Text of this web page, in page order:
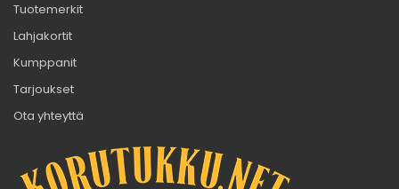
Tuotemerkit
Lahjakortit
Kumppanit
Tarjoukset
Ota yhteyttä